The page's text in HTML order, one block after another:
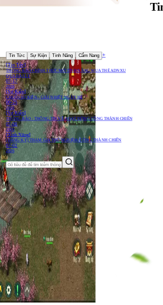
Tin Tức Sự Kiện Tính Năng Cẩm Nang +
[Tin Tức]
THÔNG BÁO CHÍNH THỨC MỞ TÍNH NĂNG MUA THẺ ADNXU
QUA ĐẠI LÝ
07-17
2026
[Sự Kiện]
CHUỖI SỰ KIỆN - GIẢI NHIỆT NGÀY HÈ
06-25
2026
[Sự Kiện]
THÔNG BÁO - THÔNG TIN VỀ HOẠT ĐỘNG CÔNG THÀNH CHIẾN
07-08
2026
[Tính Năng]
[ĐĂNG KÝ] THAM GIA THỬ NGHIỆM: CÔNG THÀNH CHIẾN
07-02
2026